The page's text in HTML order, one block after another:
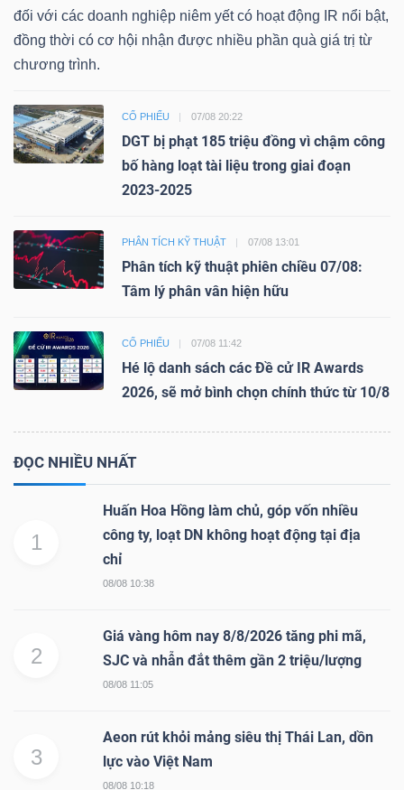
đối với các doanh nghiệp niêm yết có hoạt động IR nổi bật,
đồng thời có cơ hội nhận được nhiều phần quà giá trị từ
chương trình.
CỔ PHIẾU 07/08 20:22
DGT bị phạt 185 triệu đồng vì chậm công
bố hàng loạt tài liệu trong giai đoạn
2023-2025
PHÂN TÍCH KỸ THUẬT 07/08 13:01
Phân tích kỹ thuật phiên chiều 07/08:
Tâm lý phân vân hiện hữu
CỔ PHIẾU 07/08 11:42
Hé lộ danh sách các Đề cử IR Awards
2026, sẽ mở bình chọn chính thức từ 10/8
ĐỌC NHIỀU NHẤT
1
Huấn Hoa Hồng làm chủ, góp vốn nhiều
công ty, loạt DN không hoạt động tại địa
chỉ
08/08 10:38
2
Giá vàng hôm nay 8/8/2026 tăng phi mã,
SJC và nhẫn đắt thêm gần 2 triệu/lượng
08/08 11:05
3
Aeon rút khỏi mảng siêu thị Thái Lan, dồn
lực vào Việt Nam
08/08 10:18